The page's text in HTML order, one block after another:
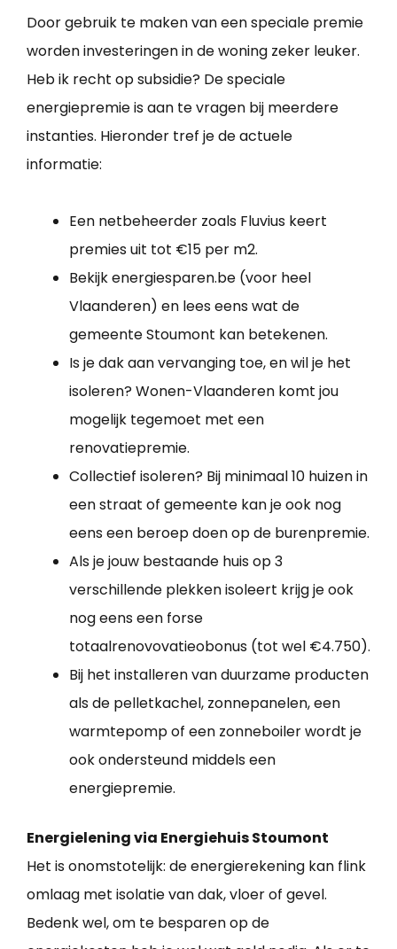
Door gebruik te maken van een speciale premie
worden investeringen in de woning zeker leuker.
Heb ik recht op subsidie? De speciale
energiepremie is aan te vragen bij meerdere
instanties. Hieronder tref je de actuele
informatie:
Een netbeheerder zoals Fluvius keert
premies uit tot €15 per m2.
Bekijk energiesparen.be (voor heel
Vlaanderen) en lees eens wat de
gemeente Stoumont kan betekenen.
Is je dak aan vervanging toe, en wil je het
isoleren? Wonen-Vlaanderen komt jou
mogelijk tegemoet met een
renovatiepremie.
Collectief isoleren? Bij minimaal 10 huizen in
een straat of gemeente kan je ook nog
eens een beroep doen op de burenpremie.
Als je jouw bestaande huis op 3
verschillende plekken isoleert krijg je ook
nog eens een forse
totaalrenovovatieobonus (tot wel €4.750).
Bij het installeren van duurzame producten
als de pelletkachel, zonnepanelen, een
warmtepomp of een zonneboiler wordt je
ook ondersteund middels een
energiepremie.
Energielening via Energiehuis Stoumont
Het is onomstotelijk: de energierekening kan flink
omlaag met isolatie van dak, vloer of gevel.
Bedenk wel, om te besparen op de